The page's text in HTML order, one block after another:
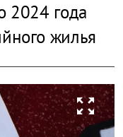
2024 года
жилья
zoom_out_map